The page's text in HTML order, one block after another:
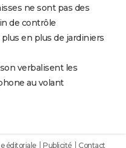
ne sont pas des
de contrôle
en plus de jardiniers
verbalisent les
au volant
éditoriale Publicité Contact